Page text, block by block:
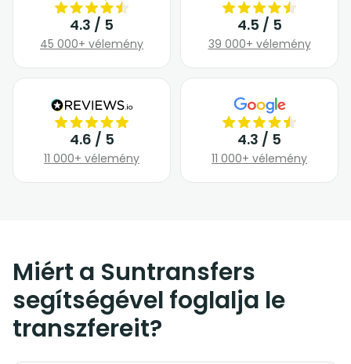
4.3 / 5
45 000+ vélemény
4.5 / 5
39 000+ vélemény
4.6 / 5
11 000+ vélemény
4.3 / 5
11 000+ vélemény
Miért a Suntransfers
segítségével foglalja le
transzfereit?